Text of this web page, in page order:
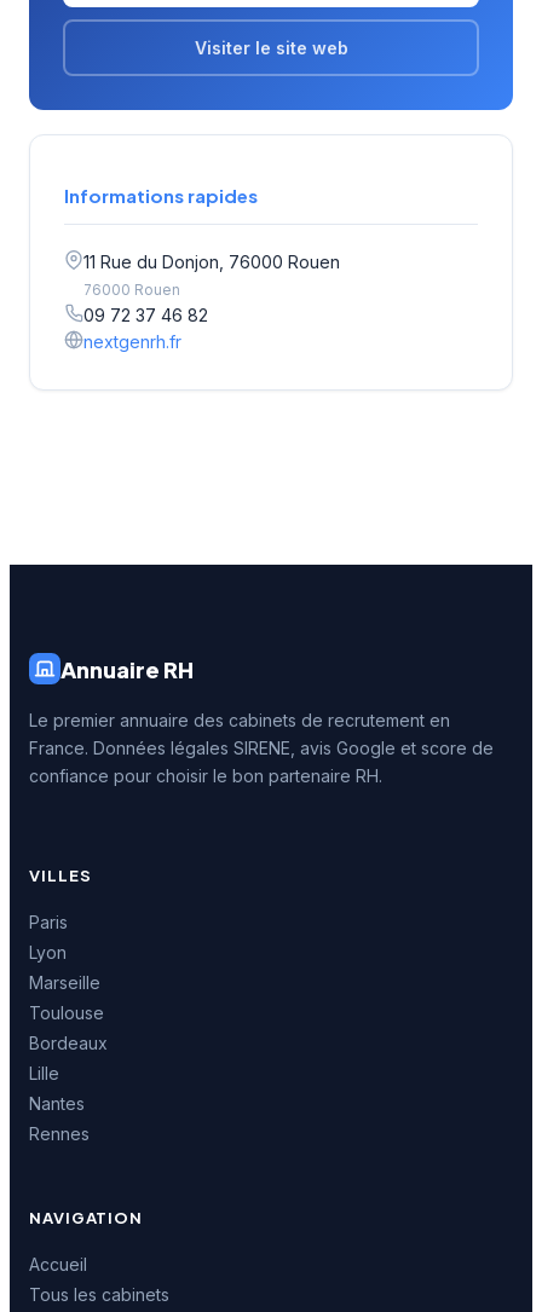
Visiter le site web
Informations rapides
11 Rue du Donjon, 76000 Rouen
76000 Rouen
09 72 37 46 82
nextgenrh.fr
Annuaire RH
Le premier annuaire des cabinets de recrutement en
France. Données légales SIRENE, avis Google et score de
confiance pour choisir le bon partenaire RH.
VILLES
Paris
Lyon
Marseille
Toulouse
Bordeaux
Lille
Nantes
Rennes
NAVIGATION
Accueil
Tous les cabinets